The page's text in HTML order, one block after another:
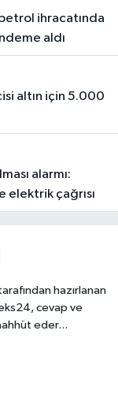
aldı
elektrik çağrısı
hazırlanan
cevap ve
eder...